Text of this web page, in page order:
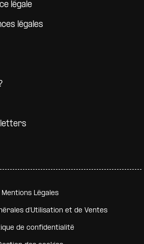
légale
légales
Mentions Légales
d'Utilisation et de Ventes
de confidentialité